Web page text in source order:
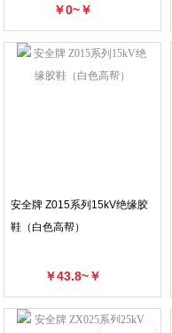
￥0~￥
安全牌 Z015系列15kV绝缘胶
鞋（白色高帮）
￥43.8~￥